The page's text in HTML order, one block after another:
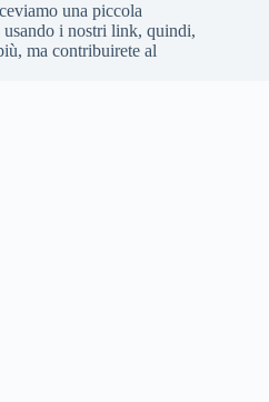
una piccola
i nostri link, quindi,
ma contribuirete al